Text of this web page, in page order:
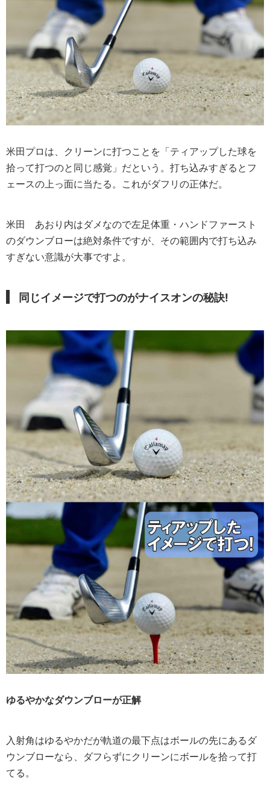
米田プロは、クリーンに打つことを「ティアップした球を
拾って打つのと同じ感覚」だという。打ち込みすぎるとフ
ェースの上っ面に当たる。これがダフリの正体だ。
米田 あおり内はダメなので左足体重・ハンドファースト
のダウンブローは絶対条件ですが、その範囲内で打ち込み
すぎない意識が大事ですよ。
同じイメージで打つのがナイスオンの秘訣!
ゆるやかなダウンブローが正解
入射角はゆるやかだが軌道の最下点はボールの先にあるダ
ウンブローなら、ダフらずにクリーンにボールを拾って打
てる。